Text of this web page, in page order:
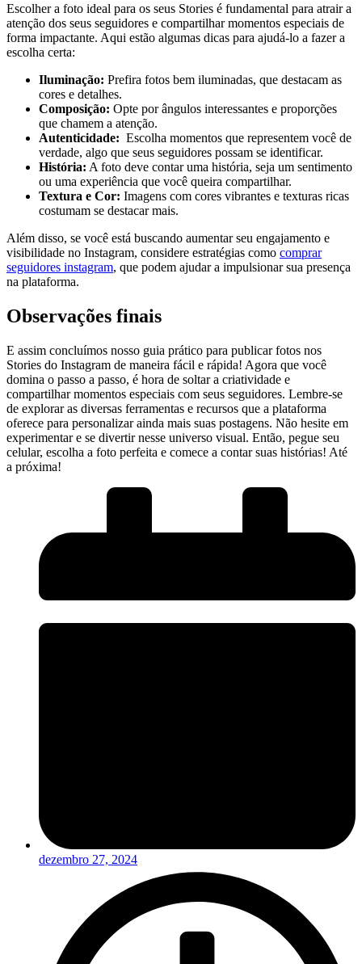
Escolher a foto ideal para os seus Stories⁢ é fundamental para atrair a
atenção ⁣dos seus seguidores e compartilhar momentos ⁢especiais de
⁣forma‍ impactante. Aqui ⁣estão algumas dicas para ajudá-lo a fazer a
escolha certa:
Iluminação: Prefira fotos bem iluminadas, que destacam as
cores e detalhes.
Composição: Opte por ângulos interessantes e proporções
que chamem a atenção.
Autenticidade: ‌ Escolha momentos que representem você de
verdade, algo que seus seguidores possam se identificar.
História: A foto deve contar uma história, ‍seja um sentimento
ou uma ⁢experiência que você queira compartilhar.
Textura e Cor: Imagens com cores‌ vibrantes e texturas ricas
costumam se destacar mais.
Além disso, se você ‍está buscando aumentar seu engajamento e
visibilidade no Instagram, considere estratégias como comprar
seguidores instagram, que podem ajudar a impulsionar sua presença
na plataforma.
Observações finais
E assim concluímos nosso guia prático para publicar fotos nos
Stories do Instagram de maneira fácil e rápida! Agora que você
domina o ‍passo a passo, é hora de soltar a criatividade e
compartilhar momentos especiais com⁤ seus seguidores. Lembre-se
de explorar as diversas ferramentas e recursos que a plataforma
oferece para personalizar​ ainda ⁢mais suas postagens. Não hesite em
experimentar e se divertir nesse universo visual. Então, pegue seu
celular, escolha a foto perfeita e comece a contar suas histórias! Até
a próxima!
dezembro 27, 2024